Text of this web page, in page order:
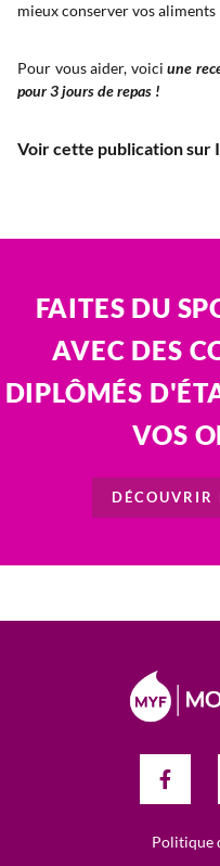
mieux conserver vos aliments
Pour vous aider, voiciune
pour 3 jours de repas !
Voir cette publication sur
FAITES DU
AVEC DES
DIPLÔMÉS
VOS
DÉCOUVRIR
Politique